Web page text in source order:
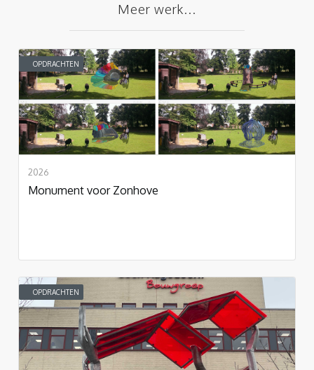
Meer werk...
OPDRACHTEN
2026
Monument voor Zonhove
OPDRACHTEN